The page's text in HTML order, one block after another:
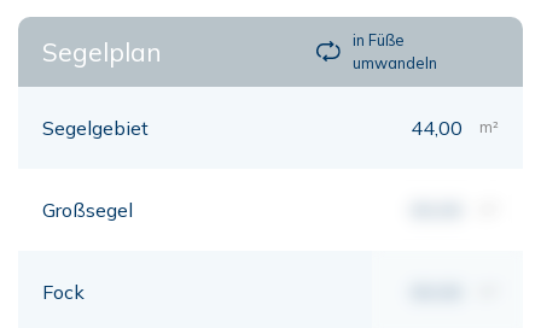
Segelplan
in Füße
umwandeln
Segelgebiet 44,00 m²
Großsegel
Fock